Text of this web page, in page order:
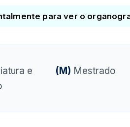
para ver o
e
(M) Mestrado